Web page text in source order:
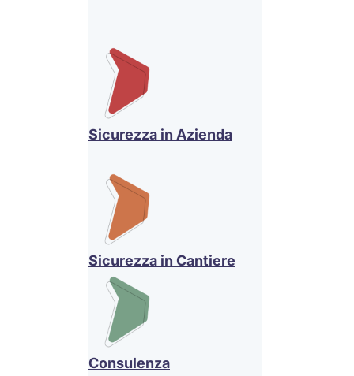
Sicurezza in Azienda
Sicurezza in Cantiere
Consulenza